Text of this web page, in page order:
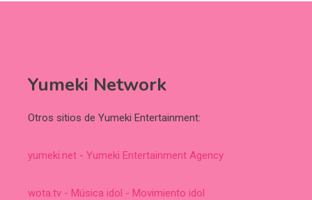
Yumeki Network
Otros sitios de Yumeki Entertainment:
yumeki.net - Yumeki Entertainment Agency
wota.tv - Música idol - Movimiento idol